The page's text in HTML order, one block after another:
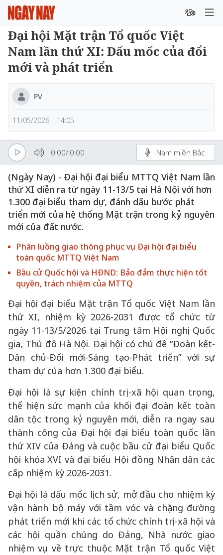
Đại hội Mặt trận Tổ quốc Việt
Nam lần thứ XI: Dấu mốc của đổi
mới và phát triển
PV
11/05/2026 | 14:05
0:00/ 0:00 Nam miền Bắc
(Ngày Nay) - Đại hội đại biểu MTTQ Việt Nam lần
thứ XI diễn ra từ ngày 11-13/5 tại Hà Nội với hơn
1.300 đại biểu tham dự, đánh dấu bước phát
triển mới của hệ thống Mặt trận trong kỷ nguyên
mới của đất nước.
Phân luồng giao thông phục vụ Đại hội đại biểu
toàn quốc MTTQ Việt Nam
Bầu cử Quốc hội và HĐND: Bảo đảm thực hiện tốt
quyền, trách nhiệm của MTTQ
Đại hội đại biểu Mặt trận Tổ quốc Việt Nam lần
thứ XI, nhiệm kỳ 2026-2031 được tổ chức từ
ngày 11-13/5/2026 tại Trung tâm Hội nghị Quốc
gia, Thủ đô Hà Nội. Đại hội có chủ đề “Đoàn kết-
Dân chủ-Đổi mới-Sáng tạo-Phát triển” với sự
tham dự của hơn 1.300 đại biểu.
Đại hội là sự kiện chính trị-xã hội quan trọng,
thể hiện sức mạnh của khối đại đoàn kết toàn
dân tộc trong kỷ nguyên mới, diễn ra ngay sau
thành công của Đại hội đại biểu toàn quốc lần
thứ XIV của Đảng và cuộc bầu cử đại biểu Quốc
hội khóa XVI và đại biểu Hội đồng Nhân dân các
cấp nhiệm kỳ 2026-2031.
Đại hội là dấu mốc lịch sử, mở đầu cho nhiệm kỳ
vận hành bộ máy với tầm vóc và chặng đường
phát triển mới khi các tổ chức chính trị-xã hội và
các hội quần chúng do Đảng, Nhà nước giao
nhiệm vụ về trực thuộc Mặt trận Tổ quốc Việt